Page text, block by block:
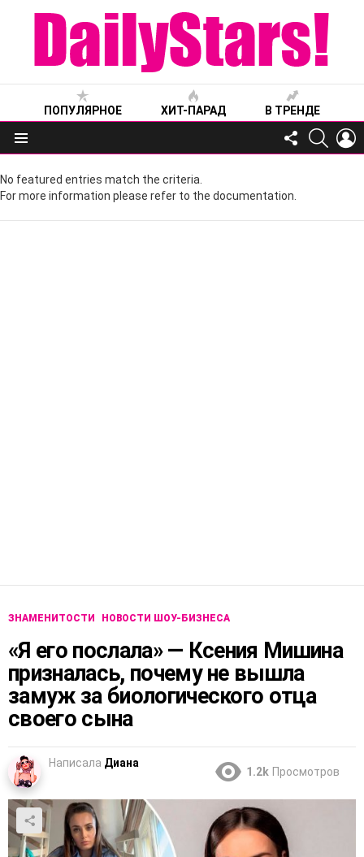
ПОПУЛЯРНОЕ ХИТ-ПАРАД В ТРЕНДЕ
Меню
FOLLOW
US
No featured entries match the criteria.
For more information please refer to the documentation.
ЗНАМЕНИТОСТИ НОВОСТИ ШОУ-БИЗНЕСА
«Я его послала» — Ксения Мишина
призналась, почему не вышла
замуж за биологического отца
своего сына
Написала Диана
1.2k Просмотров